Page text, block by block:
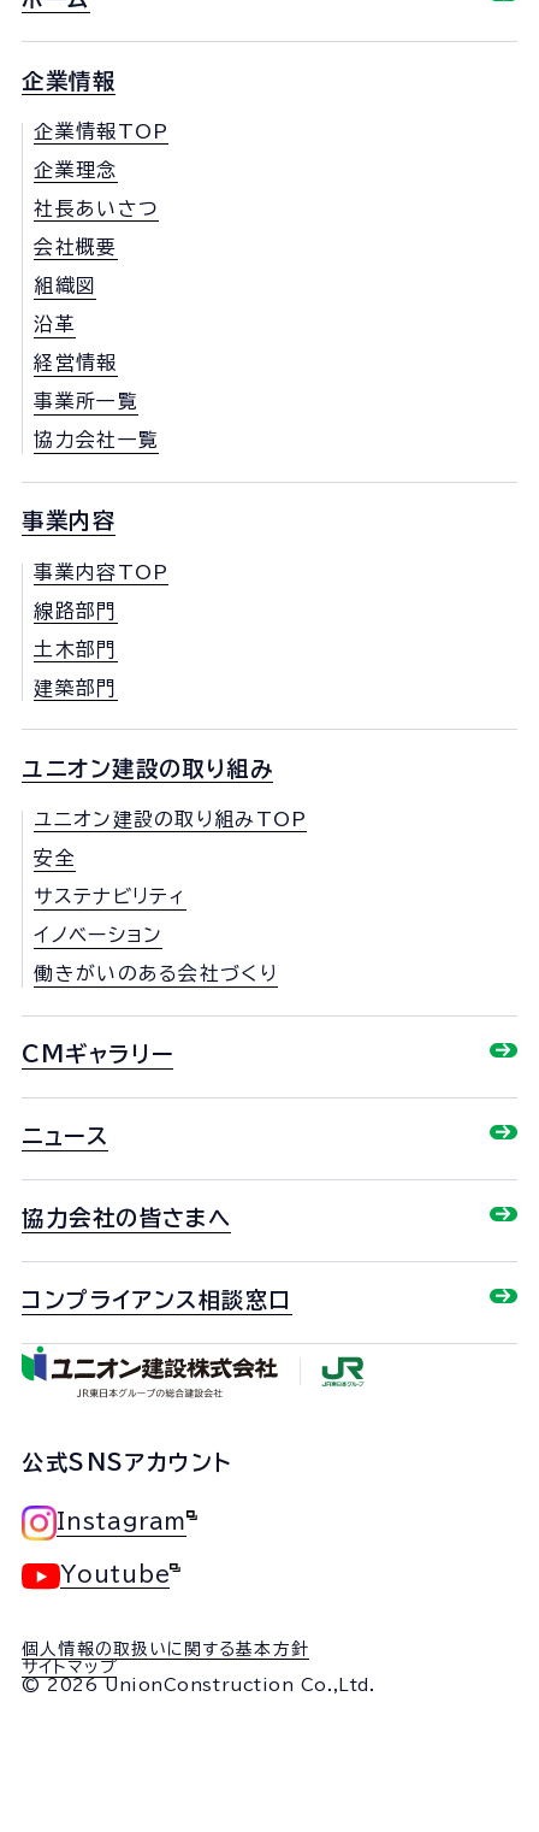
企業情報
企業情報TOP
企業理念
社長あいさつ
会社概要
組織図
沿革
経営情報
事業所一覧
協力会社一覧
事業内容
事業内容TOP
線路部門
土木部門
建築部門
ユニオン建設の取り組み
ユニオン建設の取り組みTOP
安全
サステナビリティ
イノベーション
働きがいのある会社づくり
CMギャラリー
ニュース
協力会社の皆さまへ
コンプライアンス相談窓口
公式SNSアカウント
Instagram
Youtube
© 2026 UnionConstruction Co.,Ltd.
個人情報の取扱いに関する基本方針
サイトマップ